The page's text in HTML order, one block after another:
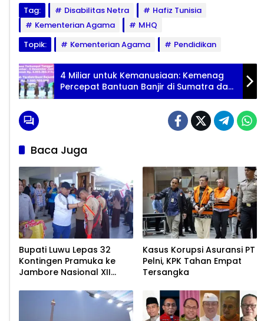
Tag: Disabilitas Netra
Hafiz Tunisia
Kementerian Agama
MHQ
Topik:
Kementerian Agama Pendidikan
4 Miliar untuk Kemanusiaan: Kemenag
Percepat Bantuan Banjir di Sumatra dan
Aceh
Baca Juga
Bupati Luwu Lepas 32
Kontingen Pramuka ke
Jambore Nasional XII
Kasus Korupsi Asuransi PT
Pelni, KPK Tahan Empat
Tersangka